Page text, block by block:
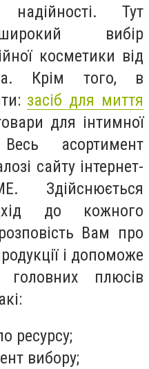
надійності. Тут
вибір
косметики від
Крім того, в
засіб для миття
для інтимної
асортимент
сайту інтернет-
Здійснюється
до кожного
Вам про
і допоможе
плюсів
ресурсу;
вибору;